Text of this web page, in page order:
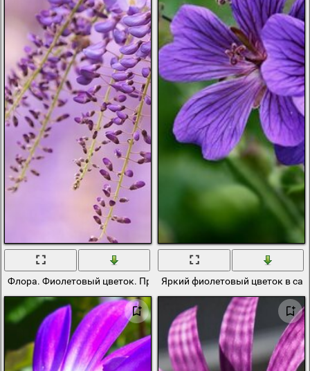
Флора. Фиолетовый цветок. ПриродаЯркий фиолетовый цветок в